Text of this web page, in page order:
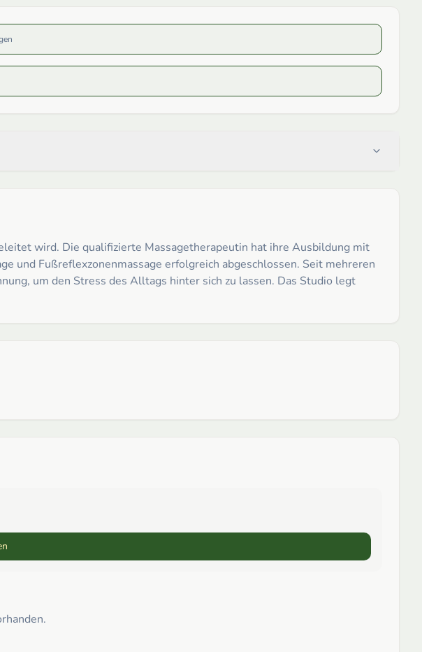
wird. Die qualifizierte Massagetherapeutin hat ihre Ausbildung mit
und Fußreflexzonenmassage erfolgreich abgeschlossen. Seit mehreren
um den Stress des Alltags hinter sich zu lassen. Das Studio legt